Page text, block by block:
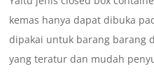
kemas hanya dapat dibuka
dipakai untuk barang barang
yang teratur dan mudah